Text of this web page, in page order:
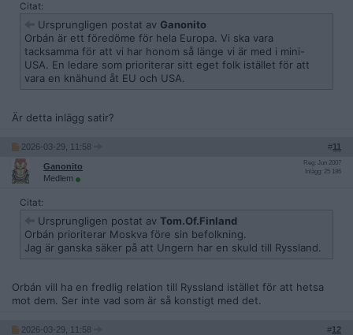
Citat:
Ursprungligen postat av Ganonito
Orbán är ett föredöme för hela Europa. Vi ska vara
tacksamma för att vi har honom så länge vi är med i mini-
USA. En ledare som prioriterar sitt eget folk istället för att
vara en knähund åt EU och USA.
Är detta inlägg satir?
2026-03-29, 11:58 #11
Ganonito
Medlem
Reg: Jun 2007
Inlägg: 25 186
Citat:
Ursprungligen postat av Tom.Of.Finland
Orbán prioriterar Moskva före sin befolkning.
Jag är ganska säker på att Ungern har en skuld till Ryssland.
Orbán vill ha en fredlig relation till Ryssland istället för att hetsa
mot dem. Ser inte vad som är så konstigt med det.
2026-03-29, 11:58 #12